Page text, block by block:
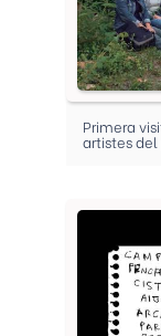
Primera
artistes